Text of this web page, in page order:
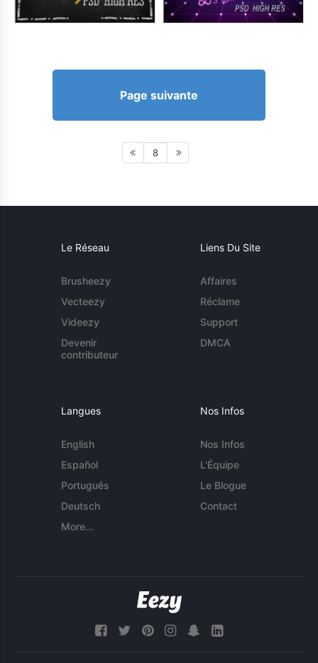
Page suivante
8
Le Réseau
Brusheezy
Vecteezy
Videezy
Devenir
contributeur
Liens Du Site
Affaires
Réclame
Support
DMCA
Langues
English
Español
Português
Deutsch
More...
Nos Infos
Nos Infos
L'Équipe
Le Blogue
Contact